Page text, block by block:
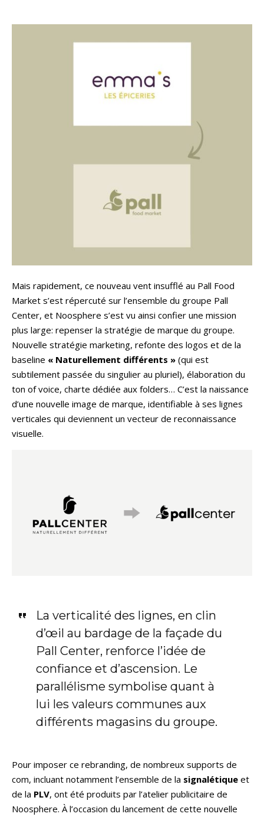
Mais rapidement, ce nouveau vent insufflé au Pall Food
Market s’est répercuté sur l’ensemble du groupe Pall
Center, et Noosphere s’est vu ainsi confier une mission
plus large: repenser la stratégie de marque du groupe.
Nouvelle stratégie marketing, refonte des logos et de la
baseline « Naturellement différents » (qui est
subtilement passée du singulier au pluriel), élaboration du
ton of voice, charte dédiée aux folders… C’est la naissance
d’une nouvelle image de marque, identifiable à ses lignes
verticales qui deviennent un vecteur de reconnaissance
visuelle.
La verticalité des lignes, en clin
d’œil au bardage de la façade du
Pall Center, renforce l’idée de
confiance et d’ascension. Le
parallélisme symbolise quant à
lui les valeurs communes aux
différents magasins du groupe.
Pour imposer ce rebranding, de nombreux supports de
com, incluant notamment l’ensemble de la signalétique et
de la PLV, ont été produits par l’atelier publicitaire de
Noosphere. À l’occasion du lancement de cette nouvelle